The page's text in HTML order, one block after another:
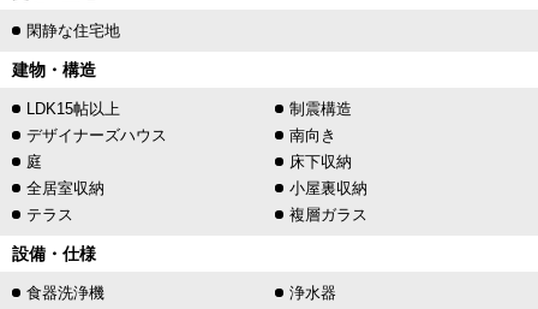
閑静な住宅地
建物・構造
LDK15帖以上
制震構造
デザイナーズハウス
南向き
庭
床下収納
全居室収納
小屋裏収納
テラス
複層ガラス
設備・仕様
食器洗浄機
浄水器